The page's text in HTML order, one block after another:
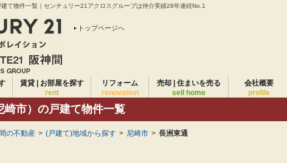
て物件一覧｜センチュリー21アクロスグループは仲介実績28年連続No.1
トップページへ
賃貸 | お部屋を探す
rent
リフォーム
renovation
売却 | 住まいを売る
sell home
会社概要
profile
崎市）の戸建て物件一覧
の不動産 > (戸建て)地域から探す > 尼崎市 > 長洲東通